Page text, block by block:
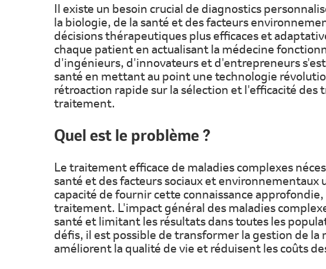
Il existe un besoin crucial de diagnostics
la biologie, de la santé et des facteurs
décisions thérapeutiques plus efficaces et
chaque patient en actualisant la médecine
d'ingénieurs, d'innovateurs et d'entrepreneurs
santé en mettant au point une technologie
rétroaction rapide sur la sélection et l'efficacité des
traitement.
Quel est le problème ?
Le traitement efficace de maladies complexes
santé et des facteurs sociaux et
capacité de fournir cette connaissance
traitement. L'impact général des maladies
santé et limitant les résultats dans toutes les
défis, il est possible de transformer la gestion de
améliorent la qualité de vie et réduisent les coûts